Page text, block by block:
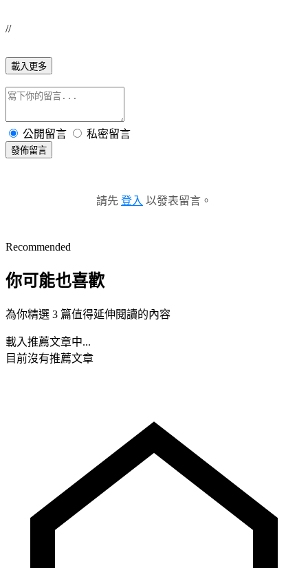
//
載入更多
公開留言 私密留言
發佈留言
請先 登入 以發表留言。
Recommended
你可能也喜歡
為你精選 3 篇值得延伸閱讀的內容
載入推薦文章中...
目前沒有推薦文章